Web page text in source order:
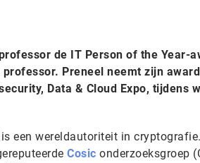
de IT Person of the Year-
Preneel neemt zijn
Data & Cloud Expo, tijdens
een wereldautoriteit in
Cosic onderzoeksgroep